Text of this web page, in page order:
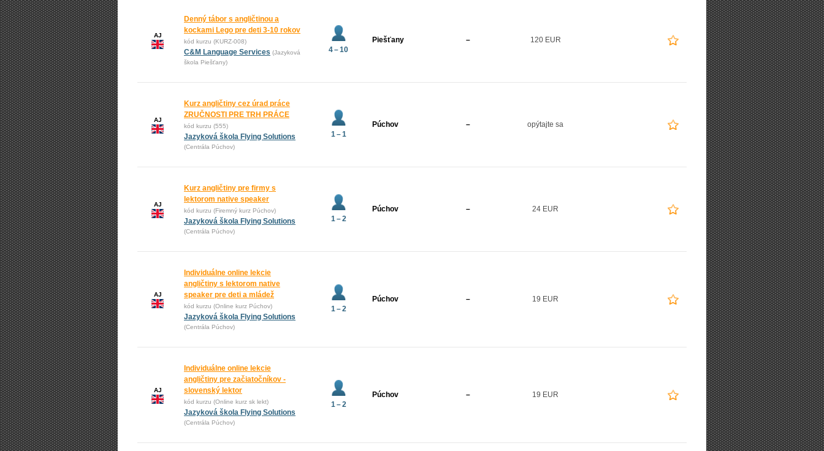
AJ
Denný tábor s angličtinou a
kockami Lego pre deti 3-10 rokov
kód kurzu (KURZ-008)
C&M Language Services (Jazyková
škola Piešťany)
4 – 10
Piešťany – 120 EUR
AJ
Kurz angličtiny cez úrad práce
ZRUČNOSTI PRE TRH PRÁCE
kód kurzu (555)
Jazyková škola Flying Solutions
(Centrála Púchov)
1 – 1
Púchov – opýtajte sa
AJ
Kurz angličtiny pre firmy s
lektorom native speaker
kód kurzu (Firemný kurz Púchov)
Jazyková škola Flying Solutions
(Centrála Púchov)
1 – 2
Púchov – 24 EUR
AJ
Individuálne online lekcie
angličtiny s lektorom native
speaker pre deti a mládež
kód kurzu (Online kurz Púchov)
Jazyková škola Flying Solutions
(Centrála Púchov)
1 – 2
Púchov – 19 EUR
AJ
Individuálne online lekcie
angličtiny pre začiatočníkov -
slovenský lektor
kód kurzu (Online kurz sk lekt)
Jazyková škola Flying Solutions
(Centrála Púchov)
1 – 2
Púchov – 19 EUR